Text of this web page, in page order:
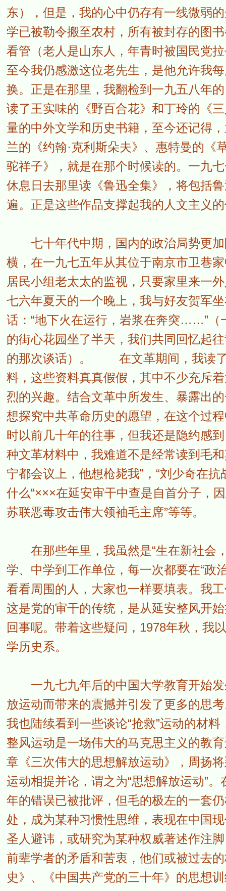
东），但是，我的心中仍存有一线微弱
学已被勒令搬至农村，所有被封存的图
看管（老人是山东人，年青时被国民党
至今我仍感激这位老先生，是他允许我
换。正是在那里，我翻检到一九五八年
读了王实味的《野百合花》和丁玲的《
量的中外文学和历史书籍，至今还记得
兰的《约翰·克利斯朵夫》、惠特曼的《
驼祥子》，就是在那个时候读的。一九
休息日去那里读《鲁迅全集》，将包括
遍。正是这些作品支撑起我的人文主义
七十年代中期，国内的政治局势更加
横，在一九七五年从其位于南京市卫巷
居民小组老太太的监视，只要家里来一
七六年夏天的一个晚上，我与好友贺军
话：“地下火在运行，岩浆在奔突……”（
的街心花园坐了半天，我们共同回忆起
的那次谈话）。 在文革期间，我读了
料，这些资料真真假假，其中不少充斥
烈的兴趣。结合文革中所发生、暴露出
想探究中共革命历史的愿望，在这个过
时以前几十年的往事，但我还是隐约感
种文革材料中，我难道不是经常读到毛
宁都会议上，他想枪毙我”，“刘少奇在
什么“×××在延安审干中查是自首分子，
苏联恶毒攻击伟大领袖毛主席”等等。
在那些年里，我虽然是“生在新社会
学、中学到工作单位，每一次都要在“政
看看周围的人，大家也一样要填表。我
这是党的审干的传统，是从延安整风开
回事呢。带着这些疑问，1978年秋，我
学历史系。
一九七九年后的中国大学教育开始发
放运动而带来的震撼并引发了更多的思
我也陆续看到一些谈论“抢救”运动的材
整风运动是一场伟大的马克思主义的教
章《三次伟大的思想解放运动》，周扬
运动相提并论，谓之为“思想解放运动”
年的错误已被批评，但毛的极左的一套
处，成为某种习惯性思维，表现在中国
圣人避讳，或研究为某种权威著述作注
前辈学者的矛盾和苦衷，他们或被过去
史》、《中国共产党的三十年》的思想